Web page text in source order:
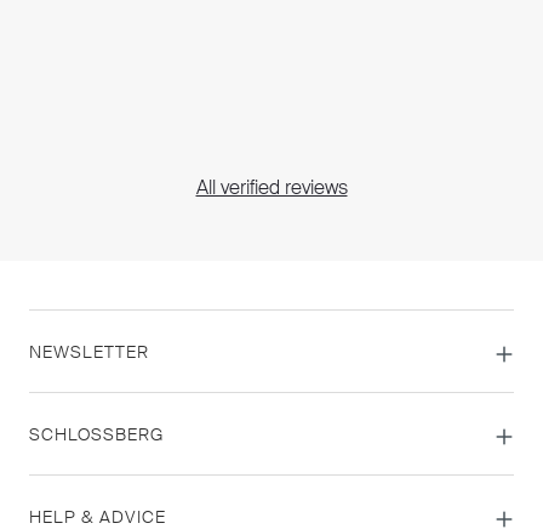
All verified reviews
NEWSLETTER
SCHLOSSBERG
HELP & ADVICE